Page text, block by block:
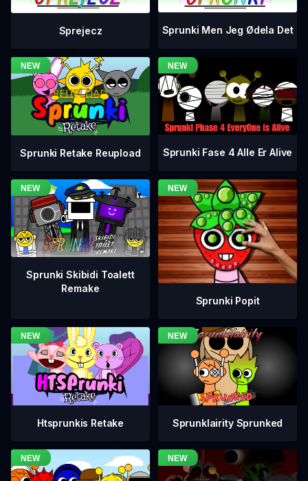
Sprejecz Sprunki Men Jeg Ødela Det
Sprunki Retake Reupload Sprunki Fase 4 Alle Er Alive
Sprunki Skibidi Toalett
Remake
Sprunki Popit
Htsprunkis Retake Sprunklairity Sprunked